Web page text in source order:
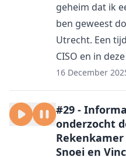
geheim dat ik
ben geweest
Utrecht. Een
CISO en in
16 December
#29 -
onderzocht
Snoei en